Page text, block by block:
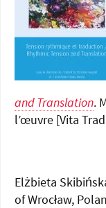
and Translation.
l’œuvre [Vita
Elżbieta
of Wrocław,